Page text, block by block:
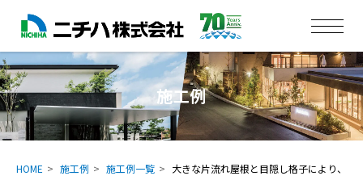
施工例
HOME 施工例 施工例一覧
大きな片流れ屋根と目隠し格子により、